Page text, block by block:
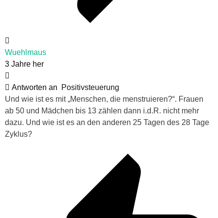
Wuehlmaus
3 Jahre her
Antworten an
Positivsteuerung
Und wie ist es mit „Menschen, die menstruieren?“. Frauen
ab 50 und Mädchen bis 13 zählen dann i.d.R. nicht mehr
dazu. Und wie ist es an den anderen 25 Tagen des 28 Tage
Zyklus?